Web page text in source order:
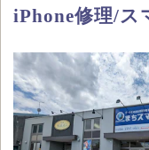
iPhone修理/ス